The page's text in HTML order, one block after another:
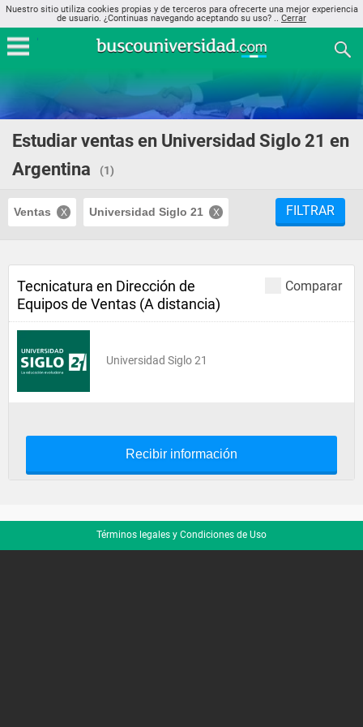
Nuestro sitio utiliza cookies propias y de terceros para ofrecerte una mejor experiencia
de usuario. ¿Continuas navegando aceptando su uso? .. Cerrar
Estudiar ventas en Universidad Siglo 21 en
Argentina
(1)
Ventas Universidad Siglo 21 FILTRAR
Comparar
Tecnicatura en Dirección de
Equipos de Ventas (A distancia)
Universidad Siglo 21
Recibir información
Términos legales y Condiciones de Uso